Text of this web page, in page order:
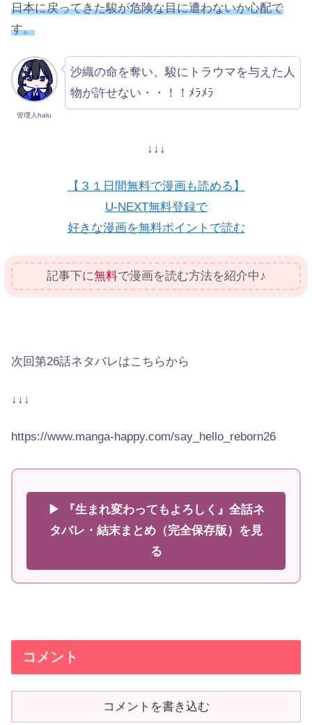
日本に戻ってきた駿が危険な目に遭わないか心配で
す。
管理人halu
沙織の命を奪い、駿にトラウマを与えた人
物が許せない・・！！ﾒﾗﾒﾗ
↓↓↓
【３１日間無料で漫画も読める】
U-NEXT無料登録で
好きな漫画を無料ポイントで読む
記事下に無料で漫画を読む方法を紹介中♪
次回第26話ネタバレはこちらから
↓↓↓
https://www.manga-happy.com/say_hello_reborn26
▶ 『生まれ変わってもよろしく』全話ネ
タバレ・結末まとめ（完全保存版）を見
る
コメント
コメントを書き込む